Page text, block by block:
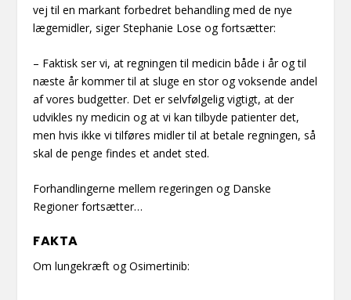
vej til en markant forbedret behandling med de nye
lægemidler, siger Stephanie Lose og fortsætter:
– Faktisk ser vi, at regningen til medicin både i år og til
næste år kommer til at sluge en stor og voksende andel
af vores budgetter. Det er selvfølgelig vigtigt, at der
udvikles ny medicin og at vi kan tilbyde patienter det,
men hvis ikke vi tilføres midler til at betale regningen, så
skal de penge findes et andet sted.
Forhandlingerne mellem regeringen og Danske
Regioner fortsætter…
FAKTA
Om lungekræft og Osimertinib: